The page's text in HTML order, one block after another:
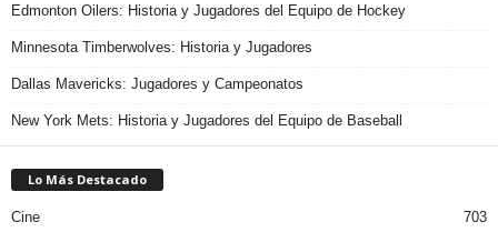
Edmonton Oilers: Historia y Jugadores del Equipo de Hockey
Minnesota Timberwolves: Historia y Jugadores
Dallas Mavericks: Jugadores y Campeonatos
New York Mets: Historia y Jugadores del Equipo de Baseball
Lo Más Destacado
Cine
703